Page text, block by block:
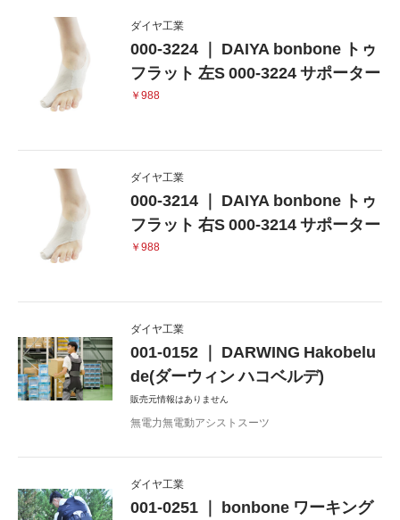
ダイヤ工業
000-3224 ｜ DAIYA bonbone トゥ
フラット 左S 000-3224 サポーター
￥988
ダイヤ工業
000-3214 ｜ DAIYA bonbone トゥ
フラット 右S 000-3214 サポーター
￥988
ダイヤ工業
001-0152 ｜ DARWING Hakobelu
de(ダーウィン ハコベルデ)
販売元情報はありません
無電力無電動アシストスーツ
ダイヤ工業
001-0251 ｜ bonbone ワーキング